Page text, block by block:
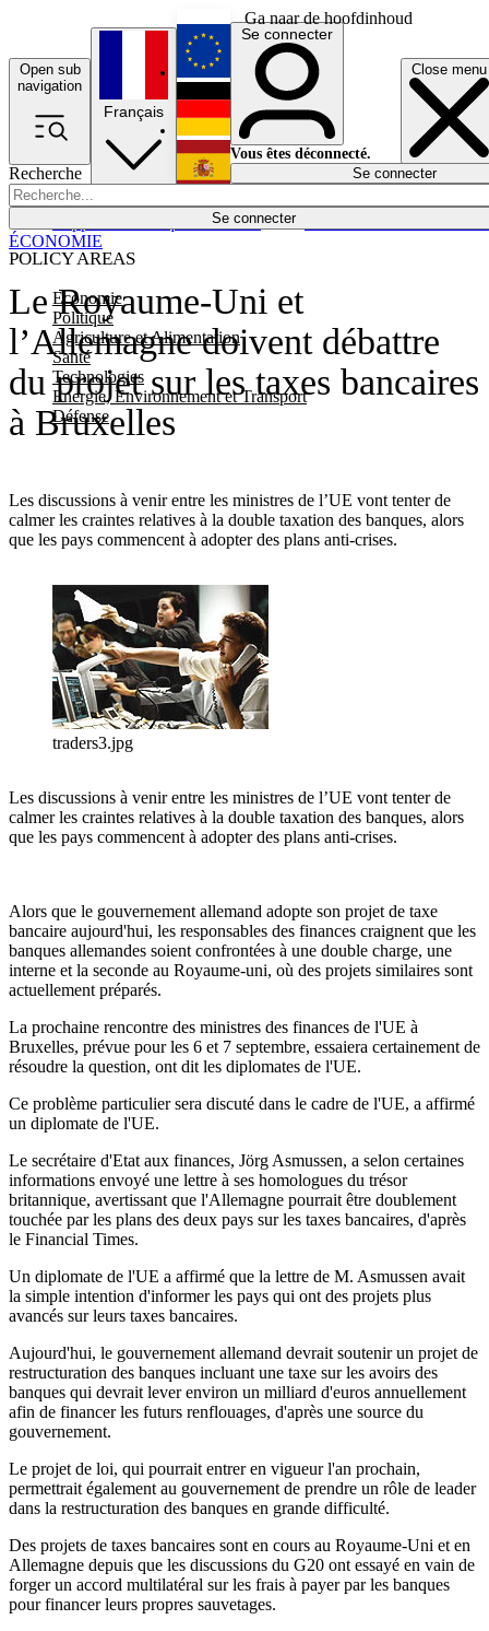
Ga naar de hoofdinhoud
Open sub
navigation
Close menu
Recherche
Se connecter
POLICY AREAS
Economie
Politique
Agriculture et Alimentation
Santé
Technologies
Energie, Environnement et Transport
Défense
Économie
Français
English
Deutsch
Español
Se connecter
Vous êtes déconnecté.
Se connecter
Le Royaume-Uni et
l’Allemagne doivent débattre
du projet sur les taxes bancaires
à Bruxelles
Les discussions à venir entre les ministres de l’UE vont tenter de
calmer les craintes relatives à la double taxation des banques, alors
que les pays commencent à adopter des plans anti-crises.
ÉCONOMIE
traders3.jpg
Les discussions à venir entre les ministres de l’UE vont tenter de
calmer les craintes relatives à la double taxation des banques, alors
que les pays commencent à adopter des plans anti-crises.
Alors que le gouvernement allemand adopte son projet de taxe
bancaire aujourd'hui, les responsables des finances craignent que les
banques allemandes soient confrontées à une double charge, une
interne et la seconde au Royaume-uni, où des projets similaires sont
actuellement préparés.
La prochaine rencontre des ministres des finances de l'UE à
Bruxelles, prévue pour les 6 et 7 septembre, essaiera certainement de
résoudre la question, ont dit les diplomates de l'UE.
Ce problème particulier sera discuté dans le cadre de l'UE, a affirmé
un diplomate de l'UE.
Le secrétaire d'Etat aux finances, Jörg Asmussen, a selon certaines
informations envoyé une lettre à ses homologues du trésor
britannique, avertissant que l'Allemagne pourrait être doublement
touchée par les plans des deux pays sur les taxes bancaires, d'après
le Financial Times.
Un diplomate de l'UE a affirmé que la lettre de M. Asmussen avait
la simple intention d'informer les pays qui ont des projets plus
avancés sur leurs taxes bancaires.
Aujourd'hui, le gouvernement allemand devrait soutenir un projet de
restructuration des banques incluant une taxe sur les avoirs des
banques qui devrait lever environ un milliard d'euros annuellement
afin de financer les futurs renflouages, d'après une source du
gouvernement.
Le projet de loi, qui pourrait entrer en vigueur l'an prochain,
permettrait également au gouvernement de prendre un rôle de leader
dans la restructuration des banques en grande difficulté.
Des projets de taxes bancaires sont en cours au Royaume-Uni et en
Allemagne depuis que les discussions du G20 ont essayé en vain de
forger un accord multilatéral sur les frais à payer par les banques
pour financer leurs propres sauvetages.